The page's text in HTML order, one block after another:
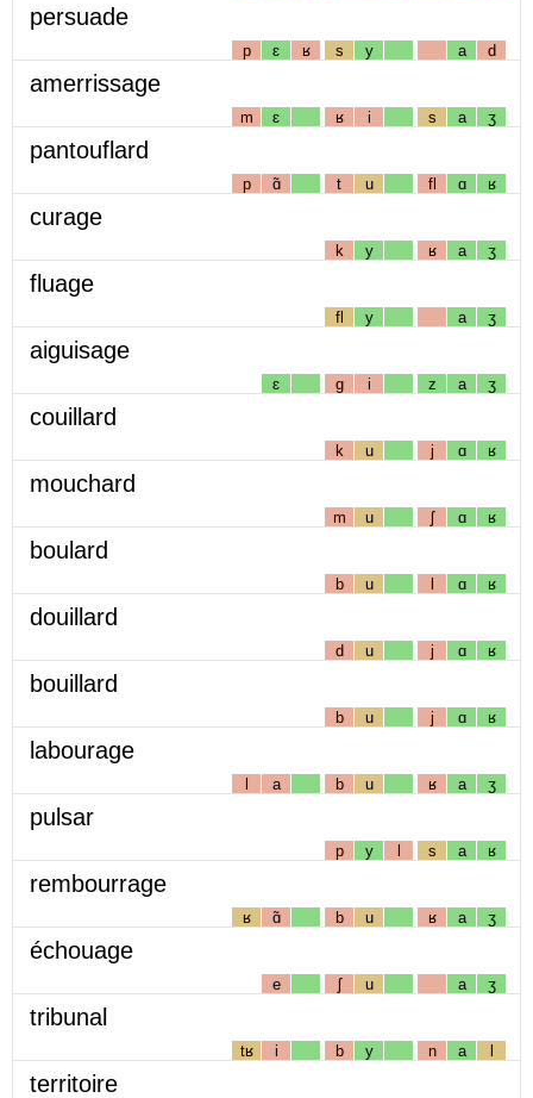
persuade
p ɛ ʁ s y a d
amerrissage
m ɛ ʁ i s a ʒ
pantouflard
p ɑ̃ t u fl ɑ ʁ
curage
k y ʁ a ʒ
fluage
fl y a ʒ
aiguisage
ɛ g i z a ʒ
couillard
k u j ɑ ʁ
mouchard
m u ʃ ɑ ʁ
boulard
b u l ɑ ʁ
douillard
d u j ɑ ʁ
bouillard
b u j ɑ ʁ
labourage
l a b u ʁ a ʒ
pulsar
p y l s a ʁ
rembourrage
ʁ ɑ̃ b u ʁ a ʒ
échouage
e ʃ u a ʒ
tribunal
tʁ i b y n a l
territoire